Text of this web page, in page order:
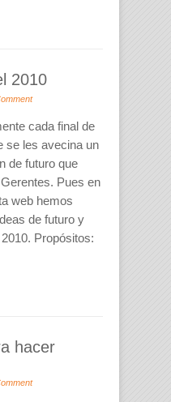
2010
cada final de
se les avecina un
de futuro que
Pues en
web hemos
de futuro y
Propósitos:
hacer